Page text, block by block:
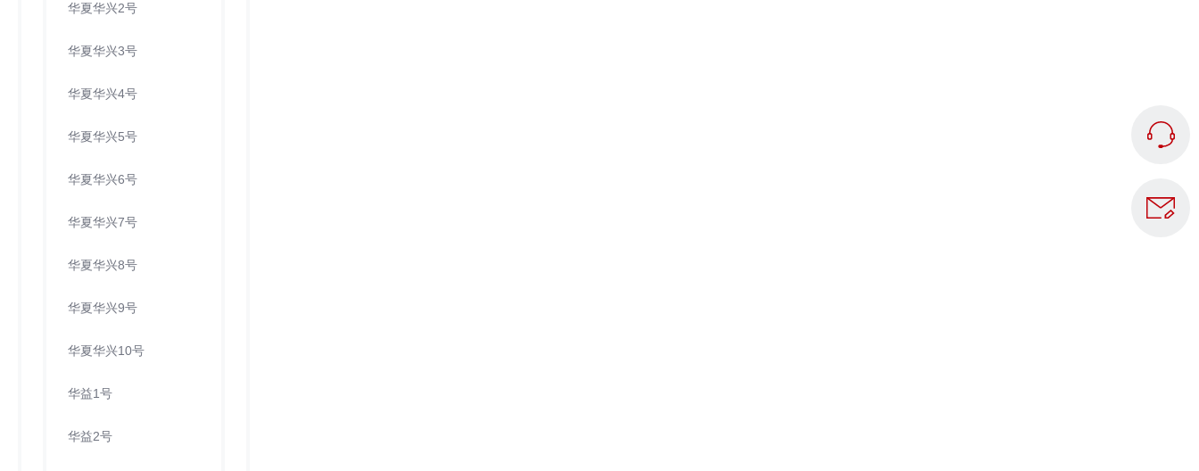
华夏华兴2号
华夏华兴3号
华夏华兴4号
华夏华兴5号
华夏华兴6号
华夏华兴7号
华夏华兴8号
华夏华兴9号
华夏华兴10号
华益1号
华益2号